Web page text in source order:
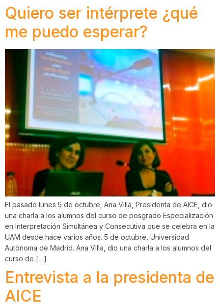
Quiero ser intérprete ¿qué
me puedo esperar?
El pasado lunes 5 de octubre, Ana Villa, Presidenta de AICE, dio
una charla a los alumnos del curso de posgrado Especialización
en Interpretación Simultánea y Consecutiva que se celebra en la
UAM desde hace varios años. 5 de octubre, Universidad
Autónoma de Madrid. Ana Villa, dio una charla a los alumnos del
curso de […]
Entrevista a la presidenta de
AICE